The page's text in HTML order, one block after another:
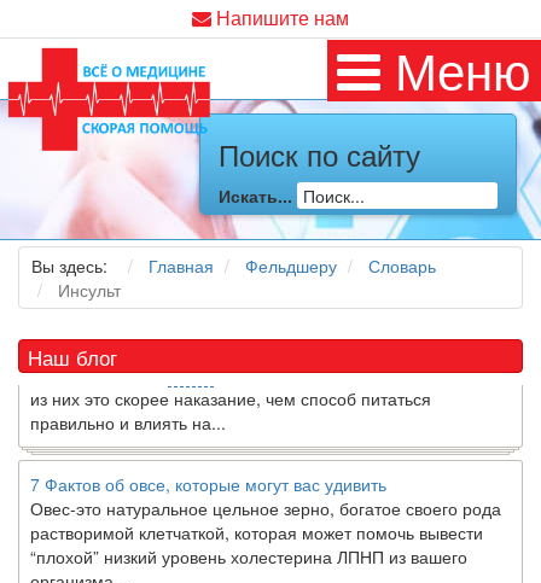
Напишите нам
Меню
Поиск по сайту
Искать...
Вы здесь: Главная Фельдшеру
Словарь
Инсульт
Наш блог
Как я заболел во время локдауна?
Это странная ситуация: вы соблюдали все меры
предосторожности COVID-19 (вы почти все время дома),
но, тем не менее, вы каким-то образом простудились. Вы
можете задаться...
5 причин обратить внимание на средиземноморскую диету
Какдиетолог, я вижу, что многие причудливые диеты
приходят в нашу
из них это скорее наказание, чем способ питаться
правильно и влиять на...
7 Фактов об овсе, которые могут вас удивить
Овес-это натуральное цельное зерно, богатое своего рода
растворимой клетчаткой, которая может помочь вывести
“плохой” низкий уровень холестерина ЛПНП из вашего
организма....